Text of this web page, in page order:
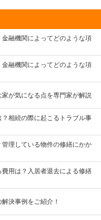
融機関によってどのような項
融機関によってどのような項
が気になる点を専門家が解説
相続の際に起こるトラブル事
理している物件の修繕にかか
用は？入居者退去による修繕
決事例をご紹介！